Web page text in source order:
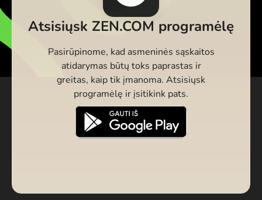
Atsisiųsk ZEN.COM programėlę
Pasirūpinome, kad asmeninės sąskaitos
atidarymas būtų toks paprastas ir
greitas, kaip tik įmanoma. Atsisiųsk
programėlę ir įsitikink pats.